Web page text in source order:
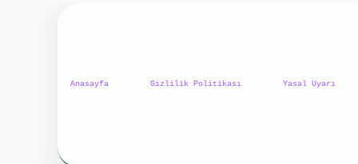
Anasayfa Gizlilik Politikası Yasal Uyarı